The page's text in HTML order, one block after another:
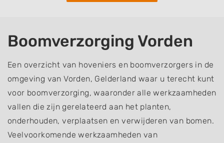
Boomverzorging Vorden
Een overzicht van hoveniers en boomverzorgers in de
omgeving van Vorden, Gelderland waar u terecht kunt
voor boomverzorging, waaronder alle werkzaamheden
vallen die zijn gerelateerd aan het planten,
onderhouden, verplaatsen en verwijderen van bomen.
Veelvoorkomende werkzaamheden van